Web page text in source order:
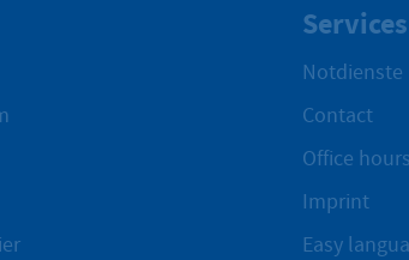
Services
Notdienste
Contact
Office
Imprint
Easy